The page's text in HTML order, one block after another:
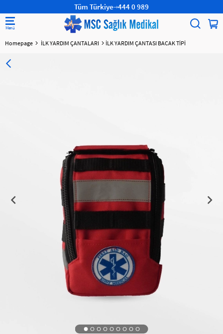
Tüm Türkiye 444 0 989
Homepage İLK YARDIM ÇANTALARI İLK YARDIM ÇANTASI BACAK TİPİ